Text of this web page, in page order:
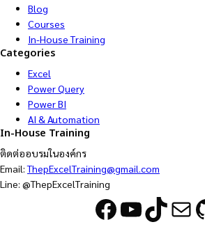
Blog
Courses
In-House Training
Categories
Excel
Power Query
Power BI
AI & Automation
In-House Training
ติดต่ออบรมในองค์กร
Email:ThepExcelTraining@gmail.com
Line: @ThepExcelTraining
Facebook YouTube TikTok Mail